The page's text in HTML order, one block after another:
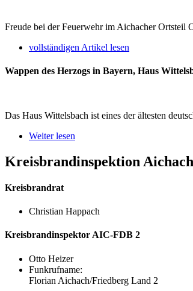
Freude bei der Feuerwehr im Aichacher Ortsteil
vollständigen Artikel lesen
Wappen des Herzogs in Bayern, Haus
Das Haus Wittelsbach ist eines der ältesten
Weiter lesen
Kreisbrandinspektion
Kreisbrandrat
Christian Happach
Kreisbrandinspektor AIC-FDB 2
Otto Heizer
Funkrufname:
Florian Aichach/Friedberg Land 2